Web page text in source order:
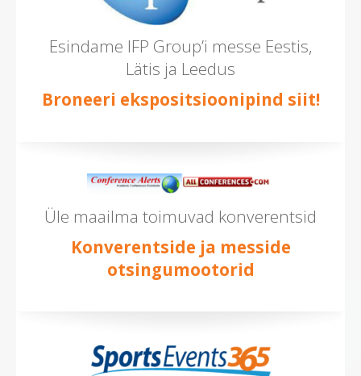
Esindame IFP Group’i messe Eestis,
Lätis ja Leedus
Broneeri ekspositsioonipind siit!
Üle maailma toimuvad konverentsid
Konverentside ja messide
otsingumootorid